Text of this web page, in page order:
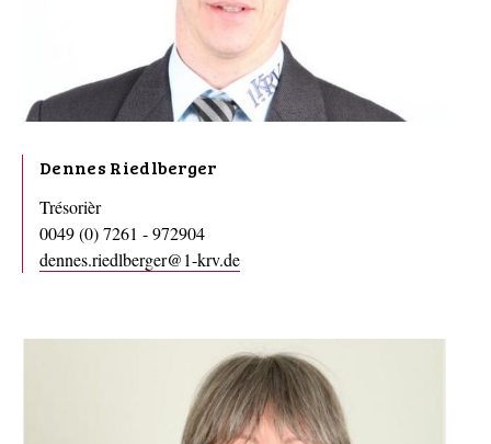
Dennes Riedlberger
Trésorièr
0049 (0) 7261 - 972904
dennes.riedlberger@1-krv.de